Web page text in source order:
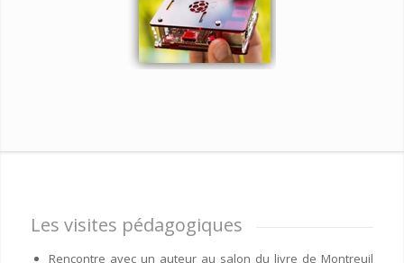
Les visites pédagogiques
Rencontre avec un auteur au salon du livre de Montreuil